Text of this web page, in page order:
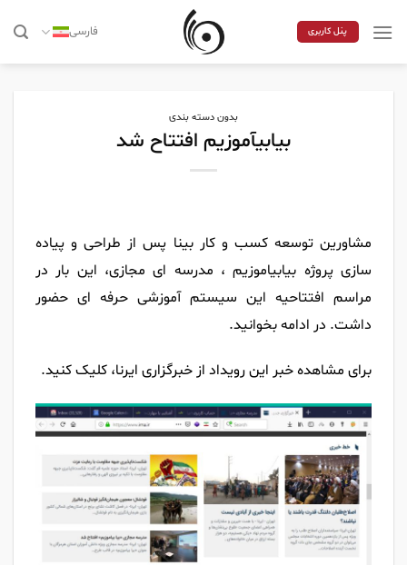
پنل کاربری فارسی
بدون دسته بندی
بیابیآموزیم افتتاح شد
مشاورین توسعه کسب و کار بینا پس از طراحی و پیاده
سازی پروژه بیابیاموزیم ، مدرسه ای مجازی، این بار در
مراسم افتتاحیه این سیستم آموزشی حرفه ای حضور
داشت. در ادامه بخوانید.
برای مشاهده خبر این رویداد از خبرگزاری ایرنا، کلیک کنید.